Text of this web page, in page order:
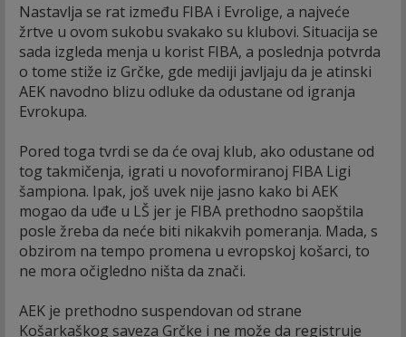
Nastavlja se rat između FIBA i Evrolige, a najveće
žrtve u ovom sukobu svakako su klubovi. Situacija se
sada izgleda menja u korist FIBA, a poslednja potvrda
o tome stiže iz Grčke, gde mediji javljaju da je atinski
AEK navodno blizu odluke da odustane od igranja
Evrokupa.
Pored toga tvrdi se da će ovaj klub, ako odustane od
tog takmičenja, igrati u novoformiranoj FIBA Ligi
šampiona. Ipak, još uvek nije jasno kako bi AEK
mogao da uđe u LŠ jer je FIBA prethodno saopštila
posle žreba da neće biti nikakvih pomeranja. Mada, s
obzirom na tempo promena u evropskoj košarci, to
ne mora očigledno ništa da znači.
AEK je prethodno suspendovan od strane
Košarkaškog saveza Grčke i ne može da registruje